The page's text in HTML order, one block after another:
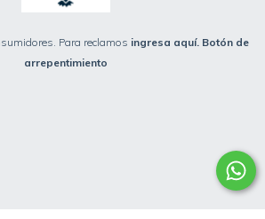
Para reclamos ingresa aquí. Botón de
arrepentimiento